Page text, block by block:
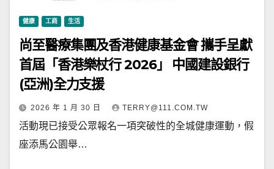
健康 工商 生活
尚至醫療集團及香港健康基金會 攜手呈獻
首屆「香港樂杖行 2026」 中國建設銀行
(亞洲)全力支援
2026 年 1 月 30 日 TERRY@111.COM.TW
活動現已接受公眾報名一項突破性的全城健康運動，假
座添馬公園舉…